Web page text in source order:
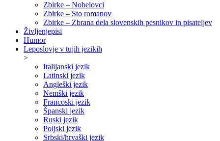
Zbirke – Nobelovci
Zbirke – Sto romanov
Zbirke – Zbrana dela slovenskih pesnikov in pisateljev
Življenjepisi
Humor
Leposlovje v tujih jezikih
>
Italijanski jezik
Latinski jezik
Angleški jezik
Nemški jezik
Francoski jezik
Španski jezik
Ruski jezik
Poljski jezik
Srbski/hrvaški jezik